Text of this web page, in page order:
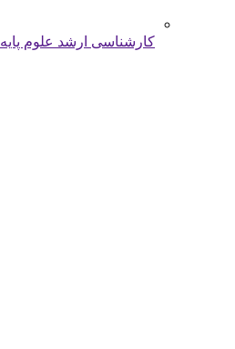
کارشناسی ارشد علوم پایه